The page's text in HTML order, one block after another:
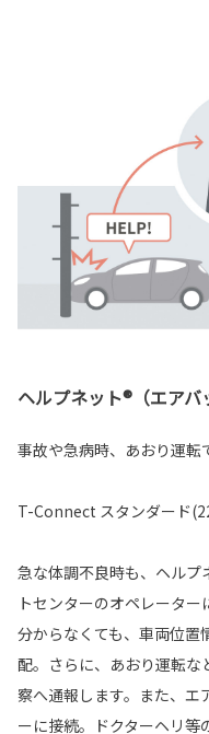
ヘルプネット®（エアバ
事故や急病時、あおり運転
T-Connect スタンダード
急な体調不良時も、ヘルプ
トセンターのオペレータ
分からなくても、車両位置
配。さらに、あおり運転
察へ通報します。また、エ
ーに接続。ドクターヘリ等